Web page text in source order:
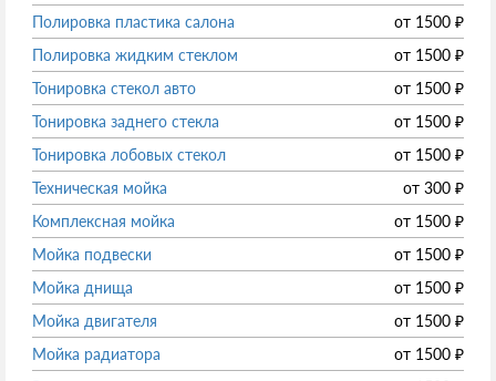
Полировка пластика салона
от 1500 ₽
Полировка жидким стеклом
от 1500 ₽
Тонировка стекол авто
от 1500 ₽
Тонировка заднего стекла
от 1500 ₽
Тонировка лобовых стекол
от 1500 ₽
Техническая мойка
от 300 ₽
Комплексная мойка
от 1500 ₽
Мойка подвески
от 1500 ₽
Мойка днища
от 1500 ₽
Мойка двигателя
от 1500 ₽
Мойка радиатора
от 1500 ₽